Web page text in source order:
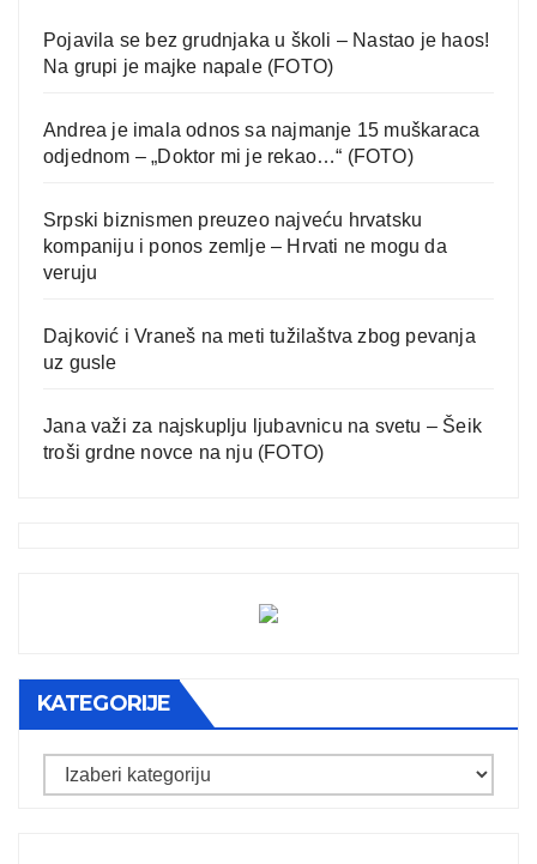
Pojavila se bez grudnjaka u školi – Nastao je haos!
Na grupi je majke napale (FOTO)
Andrea je imala odnos sa najmanje 15 muškaraca
odjednom – „Doktor mi je rekao…“ (FOTO)
Srpski biznismen preuzeo najveću hrvatsku
kompaniju i ponos zemlje – Hrvati ne mogu da
veruju
Dajković i Vraneš na meti tužilaštva zbog pevanja
uz gusle
Jana važi za najskuplju ljubavnicu na svetu – Šeik
troši grdne novce na nju (FOTO)
KATEGORIJE
Kategorije